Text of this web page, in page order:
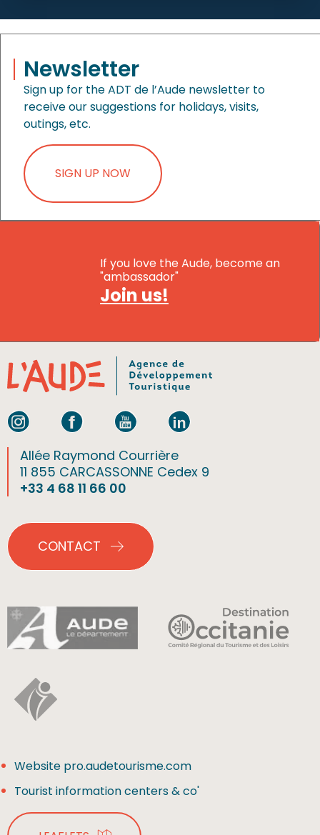
Newsletter
Sign up for the ADT de l’Aude newsletter to
receive our suggestions for holidays, visits,
outings, etc.
SIGN UP NOW
If you love the Aude, become an
"ambassador"
Join us!
Allée Raymond Courrière
11 855 CARCASSONNE Cedex 9
+33 4 68 11 66 00
CONTACT
Website pro.audetourisme.com
Tourist information centers & co'